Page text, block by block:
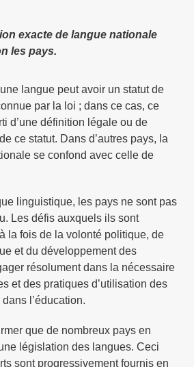
exacte de langue nationale
les pays.
langue peut avoir un statut de
par la loi ; dans ce cas, ce
d’une définition légale ou de
ce statut. Dans d’autres pays, la
se confond avec celle de
linguistique, les pays ne sont pas
Les défis auxquels ils sont
la fois de la volonté politique, de
et du développement des
résolument dans la nécessaire
et des pratiques d’utilisation des
l’éducation.
que de nombreux pays en
législation des langues. Ceci
sont progressivement fournis en